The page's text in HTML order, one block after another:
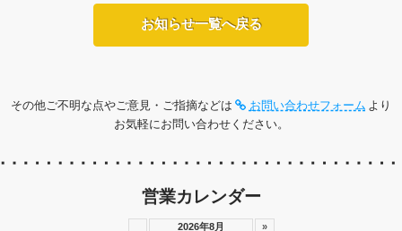
お知らせ一覧へ戻る
その他ご不明な点やご意見・ご指摘などは お問い合わせフォーム より
お気軽にお問い合わせください。
営業カレンダー